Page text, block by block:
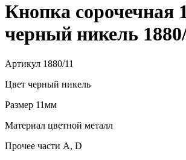
Кнопка сорочечная
черный никель
Артикул 1880/11
Цвет черный никель
Размер 11мм
Материал цветной металл
Прочее части А, D